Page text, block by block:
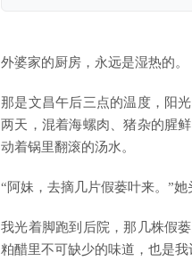
外婆家的厨房，永远是湿热的。
那是文昌午后三点的温度，阳
两天，混着海螺肉、猪杂的腥
动着锅里翻滚的汤水。
“阿妹，去摘几片假蒌叶来。”
我光着脚跑到后院，那几株假
粕醋里不可缺少的味道，也是我